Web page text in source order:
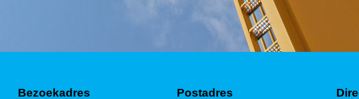
Bezoekadres Postadres